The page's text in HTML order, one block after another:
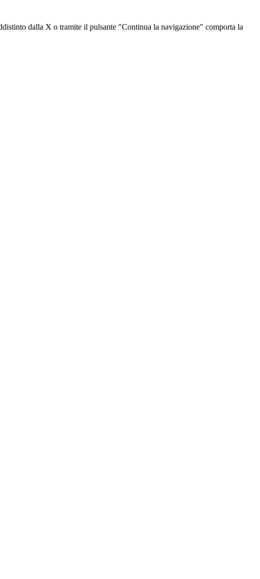
dalla X o tramite il pulsante "Continua la navigazione" comporta la